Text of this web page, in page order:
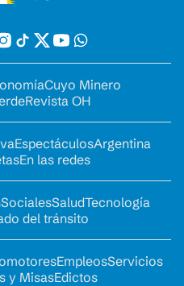
Cuyo Minero
Revista OH
EspectáculosArgentina
En las redes
SocialesSaludTecnología
del tránsito
EmpleosServicios
y MisasEdictos